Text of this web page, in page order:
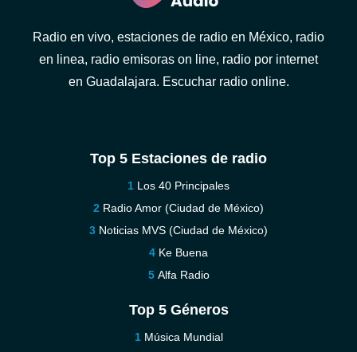
Radio en vivo, estaciones de radio en México, radio
en linea, radio emisoras on line, radio por internet
en Guadalajara. Escuchar radio online.
Top 5 Estaciones de radio
Los 40 Principales
Radio Amor (Ciudad de México)
Noticias MVS (Ciudad de México)
Ke Buena
Alfa Radio
Top 5 Géneros
Música Mundial